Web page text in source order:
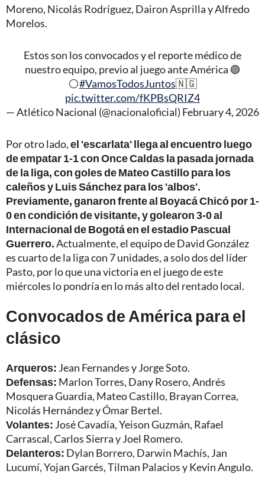
Moreno, Nicolás Rodríguez, Dairon Asprilla y Alfredo
Morelos.
Estos son los convocados y el reporte médico de
nuestro equipo, previo al juego ante América 🟢
⚪️#VamosTodosJuntos🇳🇬
pic.twitter.com/fKPBsQRIZ4
— Atlético Nacional (@nacionaloficial) February 4, 2026
Por otro lado,el 'escarlata' llega al encuentro luego
de empatar 1-1 con Once Caldas la pasada jornada
de la liga, con goles de Mateo Castillo para los
caleños y Luis Sánchez para los 'albos'.
Previamente, ganaron frente al Boyacá Chicó por 1-
0 en condición de visitante, y golearon 3-0 al
Internacional de Bogotá en el estadio Pascual
Guerrero.Actualmente, el equipo de David González
es cuarto de la liga con 7 unidades, a solo dos del líder
Pasto, por lo que una victoria en el juego de este
miércoles lo pondría en lo más alto del rentado local.
Convocados de América para el
clásico
Arqueros: Jean Fernandes y Jorge Soto.
Defensas: Marlon Torres, Dany Rosero, Andrés
Mosquera Guardia, Mateo Castillo, Brayan Correa,
Nicolás Hernández y Ómar Bertel.
Volantes: José Cavadía, Yeison Guzmán, Rafael
Carrascal, Carlos Sierra y Joel Romero.
Delanteros: Dylan Borrero, Darwin Machís, Jan
Lucumí, Yojan Garcés, Tilman Palacios y Kevin Angulo.